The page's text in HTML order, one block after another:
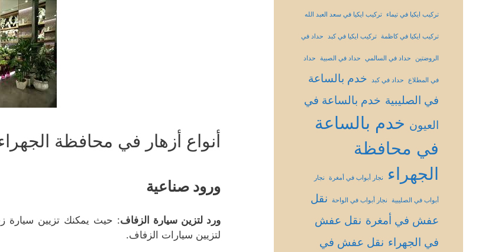
أنواع أزهار في محافظة
ورود صناعية
ورد لتزين سيارة الزفاف: حيث يمكنك تزيين سيارة
لتزيين سيارات الزفاف.
تركيب ايكيا في تيماء تركيب ايكيا في سعد العبد الله
تركيب ايكيا في كاظمة تركيب ايكيا في كبد حداد في
الروضتين حداد في السالمي حداد في الصبية حداد
في المطلاع حداد في كبد
خدم بالساعة
في الصليبية خدم بالساعة في
العيون خدم بالساعة
في محافظة
الجهراء
نجار أبواب في أمغرة نجار
أبواب في الصليبية نجار أبواب في الواحة
نقل
عفش في أمغرة نقل عفش
في الجهراء نقل عفش في